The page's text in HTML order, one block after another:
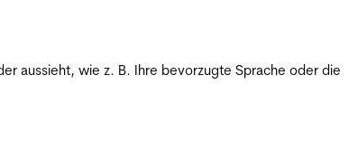
aussieht, wie z. B. Ihre bevorzugte Sprache oder die